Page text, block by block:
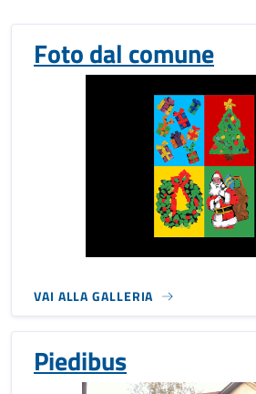
Foto dal comune
VAI ALLA GALLERIA
Piedibus